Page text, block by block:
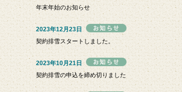
年末年始のお知らせ
2023年12月23日
契約排雪スタートしました。
2023年10月21日
契約排雪の申込を締め切りました